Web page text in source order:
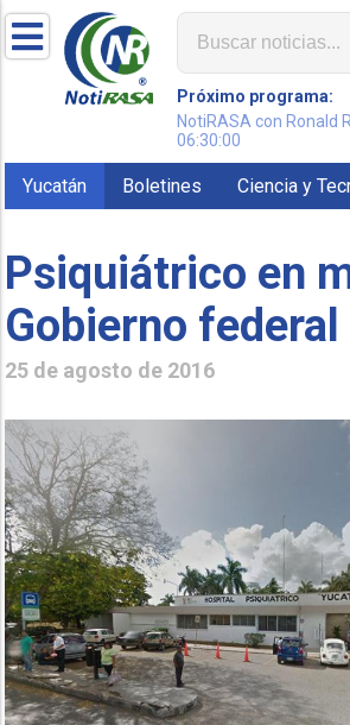
Próximo programa:
NotiRASA con Ronald
06:30:00
Yucatán Boletines Ciencia y
Psiquiátrico en
Gobierno federal
25 de agosto de 2016